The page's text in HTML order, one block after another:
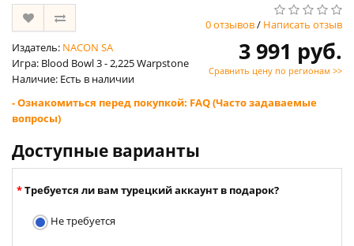
0 отзывов/ Написать отзыв
Издатель: NACON SA
Игра: Blood Bowl 3 - 2,225 Warpstone
Наличие: Есть в наличии
3 991 руб.
Сравнить цену по регионам >>
- Ознакомиться перед покупкой: FAQ (Часто задаваемые
вопросы)
Доступные варианты
Требуется ли вам турецкий аккаунт в подарок?
Не требуется